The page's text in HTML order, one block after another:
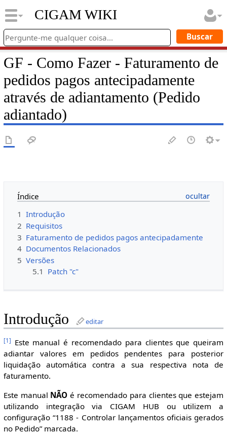
CIGAM WIKI
GF - Como Fazer - Faturamento de
pedidos pagos antecipadamente
através de adiantamento (Pedido
adiantado)
Índice
1 Introdução
2 Requisitos
3 Faturamento de pedidos pagos antecipadamente
4 Documentos Relacionados
5 Versões
5.1 Patch "c"
Introdução editar
[1 ] Este manual é recomendado para clientes que queiram
adiantar valores em pedidos pendentes para posterior
liquidação automática contra a sua respectiva nota de
faturamento.
Este manual NÃO é recomendado para clientes que estejam
utilizando integração via CIGAM HUB ou utilizem a
configuração “1188 - Controlar lançamentos oficiais gerados
no Pedido” marcada.